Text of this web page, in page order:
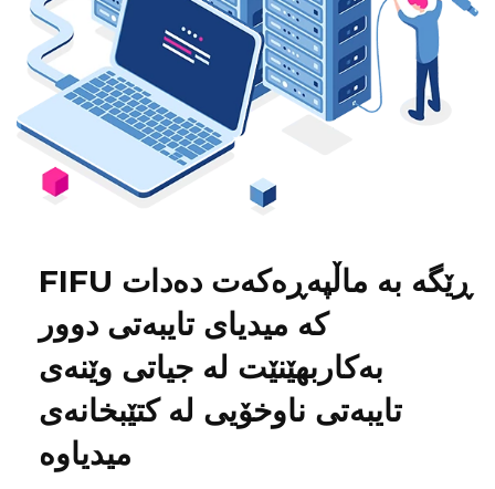
FIFU ڕێگە بە ماڵپەڕەکەت دەدات
کە میدیای تایبەتی دوور
بەکاربهێنێت لە جیاتی وێنەی
تایبەتی ناوخۆیی لە کتێبخانەی
میدیاوە